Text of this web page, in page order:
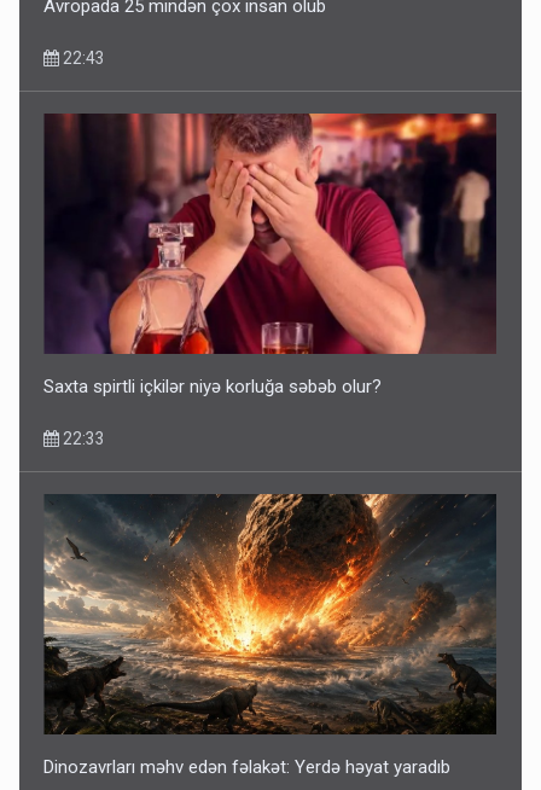
Avropada 25 mindən çox insan ölüb
22:43
Saxta spirtli içkilər niyə korluğa səbəb olur?
22:33
Dinozavrları məhv edən fəlakət: Yerdə həyat yaradıb